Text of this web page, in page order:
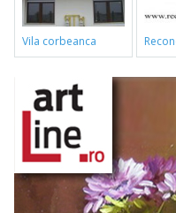
vila corbeanca